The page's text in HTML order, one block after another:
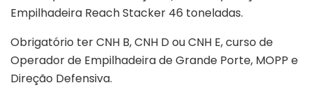
Empilhadeira Reach Stacker 46 toneladas.
Obrigatório ter CNH B, CNH D ou CNH E, curso de
Operador de Empilhadeira de Grande Porte, MOPP e
Direção Defensiva.